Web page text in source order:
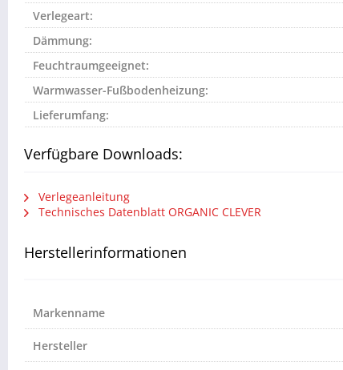
Verlegeart:
Dämmung:
Feuchtraumgeeignet:
Warmwasser-Fußbodenheizung:
Lieferumfang:
Verfügbare Downloads:
Verlegeanleitung
Technisches Datenblatt ORGANIC CLEVER
Herstellerinformationen
Markenname
Hersteller